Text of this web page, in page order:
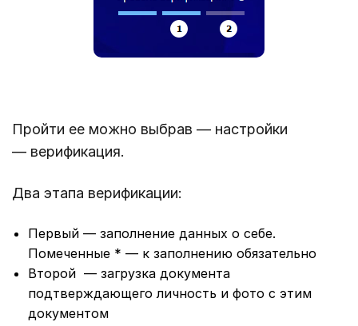
Пройти ее можно выбрав — настройки
— верификация.
Два этапа верификации:
Первый — заполнение данных о себе.
Помеченные * — к заполнению обязательно
Второй — загрузка документа
подтверждающего личность и фото с этим
документом